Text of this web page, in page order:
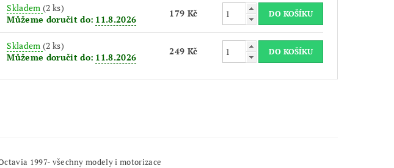
Skladem (2 ks)
Můžeme doručit do: 11.8.2026
179 Kč
Skladem (2 ks)
Můžeme doručit do: 11.8.2026
249 Kč
1997- všechny modely i motorizace